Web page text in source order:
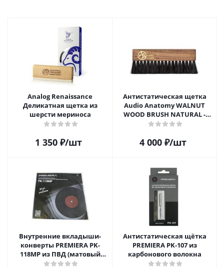
Analog Renaissance
Деликатная щетка из
шерсти мериноса
1 350₽/шт
Антистатическая щетка
Audio Anatomy WALNUT
WOOD BRUSH NATURAL -
DELUXE
4 000₽/шт
Внутренние вкладыши-
конверты PREMIERA PK-
118MP из ПВД (матовый
пластик) для 12" виниловых
Антистатическая щётка
PREMIERA PK-107 из
карбонового волокна